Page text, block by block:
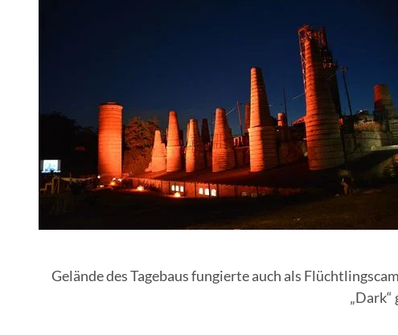
Gelände des Tagebaus fungierte auch als